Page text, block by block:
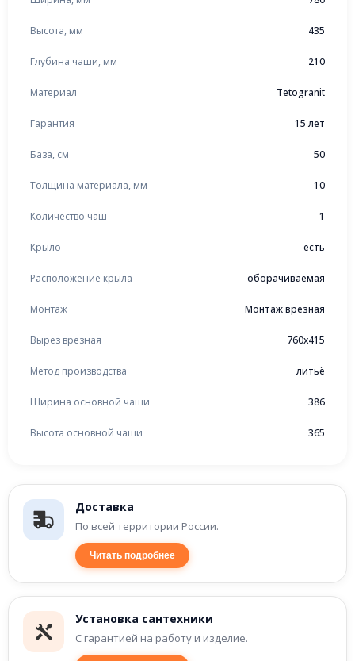
Доставка
По всей территории России.
Читать подробнее
Установка сантехники
С гарантией на работу и изделие.
Высота, мм 435
Глубина чаши, мм 210
Материал Tetogranit
Гарантия 15 лет
База, см 50
Толщина материала, мм 10
Количество чаш 1
Крыло есть
Расположение крыла оборачиваемая
Монтаж Монтаж врезная
Вырез врезная 760x415
Метод производства литьё
Ширина основной чаши 386
Высота основной чаши 365